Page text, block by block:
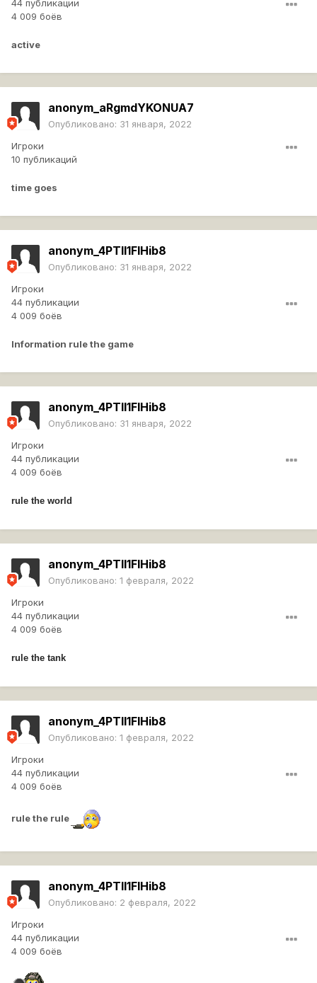
44 публикации
4 009 боёв
active
anonym_aRgmdYKONUA7
Опубликовано: 31 января, 2022
Игроки
10 публикаций
time goes
anonym_4PTll1FIHib8
Опубликовано: 31 января, 2022
Игроки
44 публикации
4 009 боёв
Information rule the game
anonym_4PTll1FIHib8
Опубликовано: 31 января, 2022
Игроки
44 публикации
4 009 боёв
rule the world
anonym_4PTll1FIHib8
Опубликовано: 1 февраля, 2022
Игроки
44 публикации
4 009 боёв
rule the tank
anonym_4PTll1FIHib8
Опубликовано: 1 февраля, 2022
Игроки
44 публикации
4 009 боёв
rule the rule
anonym_4PTll1FIHib8
Опубликовано: 2 февраля, 2022
Игроки
44 публикации
4 009 боёв